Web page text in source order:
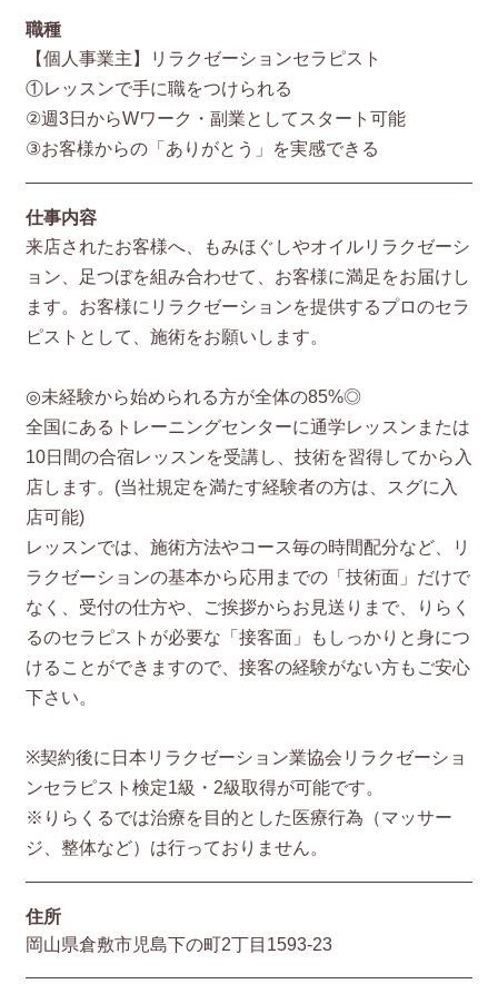
職種
【個人事業主】リラクゼーションセラピスト
①レッスンで手に職をつけられる
②週3日からWワーク・副業としてスタート可能
③お客様からの「ありがとう」を実感できる
仕事内容
来店されたお客様へ、もみほぐしやオイルリラクゼーシ
ョン、足つぼを組み合わせて、お客様に満足をお届けし
ます。お客様にリラクゼーションを提供するプロのセラ
ピストとして、施術をお願いします。
◎未経験から始められる方が全体の85%◎
全国にあるトレーニングセンターに通学レッスンまたは
10日間の合宿レッスンを受講し、技術を習得してから入
店します。(当社規定を満たす経験者の方は、スグに入
店可能)
レッスンでは、施術方法やコース毎の時間配分など、リ
ラクゼーションの基本から応用までの「技術面」だけで
なく、受付の仕方や、ご挨拶からお見送りまで、りらく
るのセラピストが必要な「接客面」もしっかりと身につ
けることができますので、接客の経験がない方もご安心
下さい。
※契約後に日本リラクゼーション業協会リラクゼーショ
ンセラピスト検定1級・2級取得が可能です。
※りらくるでは治療を目的とした医療行為（マッサー
ジ、整体など）は行っておりません。
住所
岡山県倉敷市児島下の町2丁目1593-23